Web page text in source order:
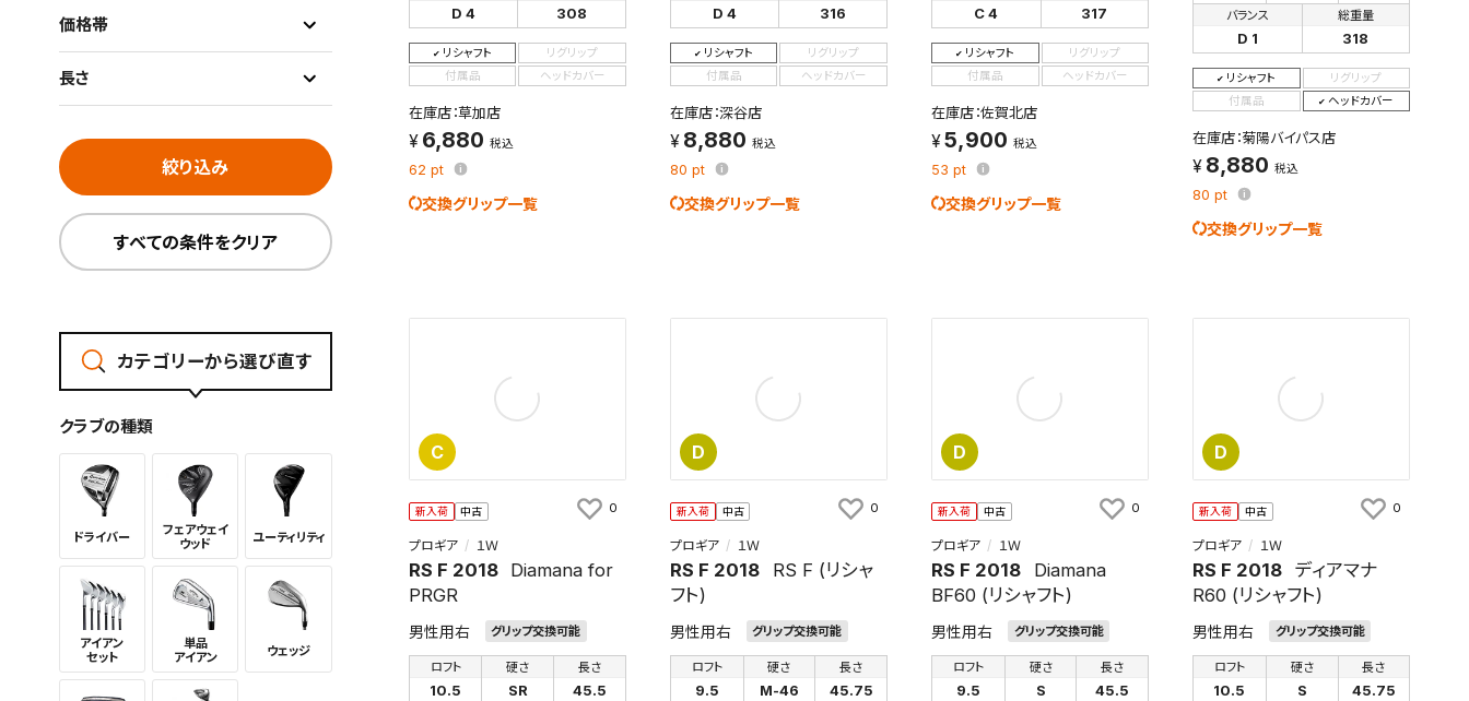
D 4 308
リシャフト
リグリップ
付属品
ヘッドカバー
在庫店：草加店
6,880 税込
62 pt
交換グリップ一覧
D 4 316
リシャフト
リグリップ
付属品
ヘッドカバー
在庫店：深谷店
8,880 税込
80 pt
交換グリップ一覧
C 4 317
リシャフト
リグリップ
付属品
ヘッドカバー
在庫店：佐賀北店
5,900 税込
53 pt
交換グリップ一覧
バランス
D 1
総重量
318
リシャフト
リグリップ
付属品
ヘッドカバー
在庫店：菊陽バイパス店
8,880 税込
80pt
交換グリップ一覧
C
新入荷 中古
プロギア １Ｗ
RS F 2018
Diamana for
PRGR
男性用右 グリップ交換可能
ロフト
10.5
硬さ
SR
長さ
45.5
0
D
新入荷 中古
プロギア １Ｗ
RS F 2018
RS F (リシャ
フト)
男性用右 グリップ交換可能
ロフト
9.5
硬さ
M-46
長さ
45.75
0
D
新入荷 中古
プロギア １Ｗ
RS F 2018
Diamana
BF60 (リシャフト)
男性用右 グリップ交換可能
ロフト
9.5
硬さ
S
長さ
45.5
0
D
新入荷 中古
プロギア １Ｗ
RS F 2018 ディアマナ
R60 (リシャフト)
男性用右 グリップ交換可能
ロフト
10.5
硬さ
S
長さ
45.75
0
価格帯
長さ
絞り込み
すべての条件をクリア
カテゴリーから選び直す
クラブの種類
ドライバー
フェアウェイ
ウッド
ユーティリティ
アイアン
セット
単品
アイアン
ウェッジ